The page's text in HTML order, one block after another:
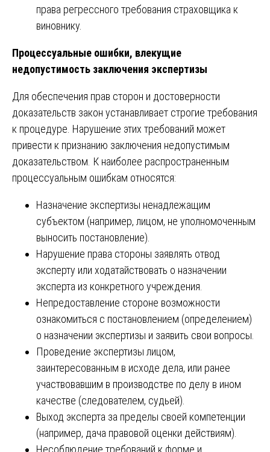
права регрессного требования страховщика к
виновнику.
Процессуальные ошибки, влекущие
недопустимость заключения экспертизы
Для обеспечения прав сторон и достоверности
доказательств закон устанавливает строгие требования
к процедуре. Нарушение этих требований может
привести к признанию заключения недопустимым
доказательством. К наиболее распространенным
процессуальным ошибкам относятся:
Назначение экспертизы ненадлежащим
субъектом (например, лицом, не уполномоченным
выносить постановление).
Нарушение права стороны заявлять отвод
эксперту или ходатайствовать о назначении
эксперта из конкретного учреждения.
Непредоставление стороне возможности
ознакомиться с постановлением (определением)
о назначении экспертизы и заявить свои вопросы.
Проведение экспертизы лицом,
заинтересованным в исходе дела, или ранее
участвовавшим в производстве по делу в ином
качестве (следователем, судьей).
Выход эксперта за пределы своей компетенции
(например, дача правовой оценки действиям).
Несоблюдение требований к форме и